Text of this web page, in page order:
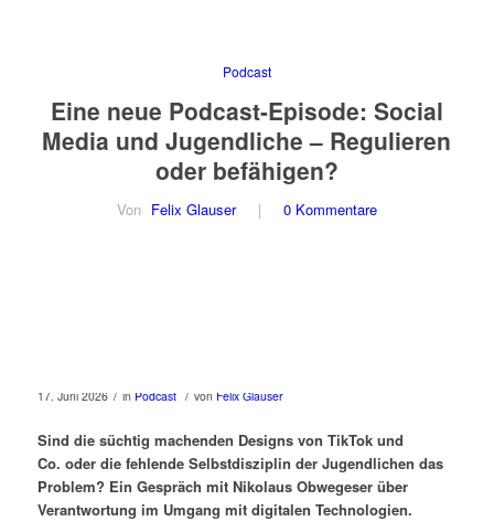
Eine neue Podcast-Episode: Social
Media und Jugendliche – Regulieren
oder befähigen?
Von Felix Glauser | 0 Kommentare
17. Juni 2026 / in Podcast / von Felix Glauser
Sind die süchtig machenden Designs von TikTok und
Co. oder die fehlende Selbstdisziplin der Jugendlichen das
Problem? Ein Gespräch mit Nikolaus Obwegeserüber
Verantwortung im Umgang mit digitalen Technologien.